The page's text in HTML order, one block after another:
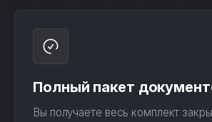
Полный пакет
Вы получаете весь комплект